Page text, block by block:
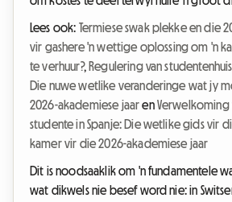
Lees ook: Termiese swak plekke en die
vir gashere 'n wettige oplossing om 'n
te verhuur?, Regulering van
Die nuwe wetlike veranderinge wat jy
2026-akademiese jaarenVerwelkoming
studente in Spanje: Die wetlike gids vir
kamer vir die 2026-akademiese jaar
Dit is noodsaaklik om 'n fundamentele
wat dikwels nie besef word nie: in